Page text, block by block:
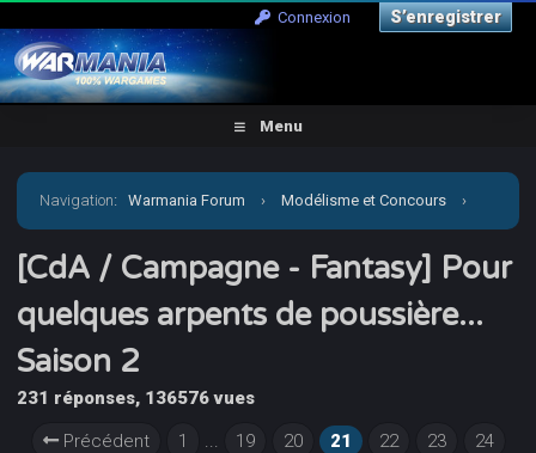
Connexion S’enregistrer
Menu
Navigation:Warmania Forum › Modélisme et Concours ›
Concours & défis › [CdA / Campagne - Fantasy] Pour
quelques arpents de poussière... Saison 2
[CdA / Campagne - Fantasy] Pour
quelques arpents de poussière...
Saison 2
231 réponses, 136576 vues
Précédent
1 ... 19 20 21 22 23
24